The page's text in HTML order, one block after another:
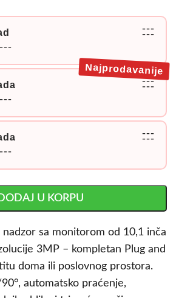
---
---
---
---
---
---
Najprodavanije
---
---
---
U KORPU
nadzor sa monitorom od 10,1 inča
3MP – kompletan Plug and
doma ili poslovnog prostora.
automatsko praćenje,